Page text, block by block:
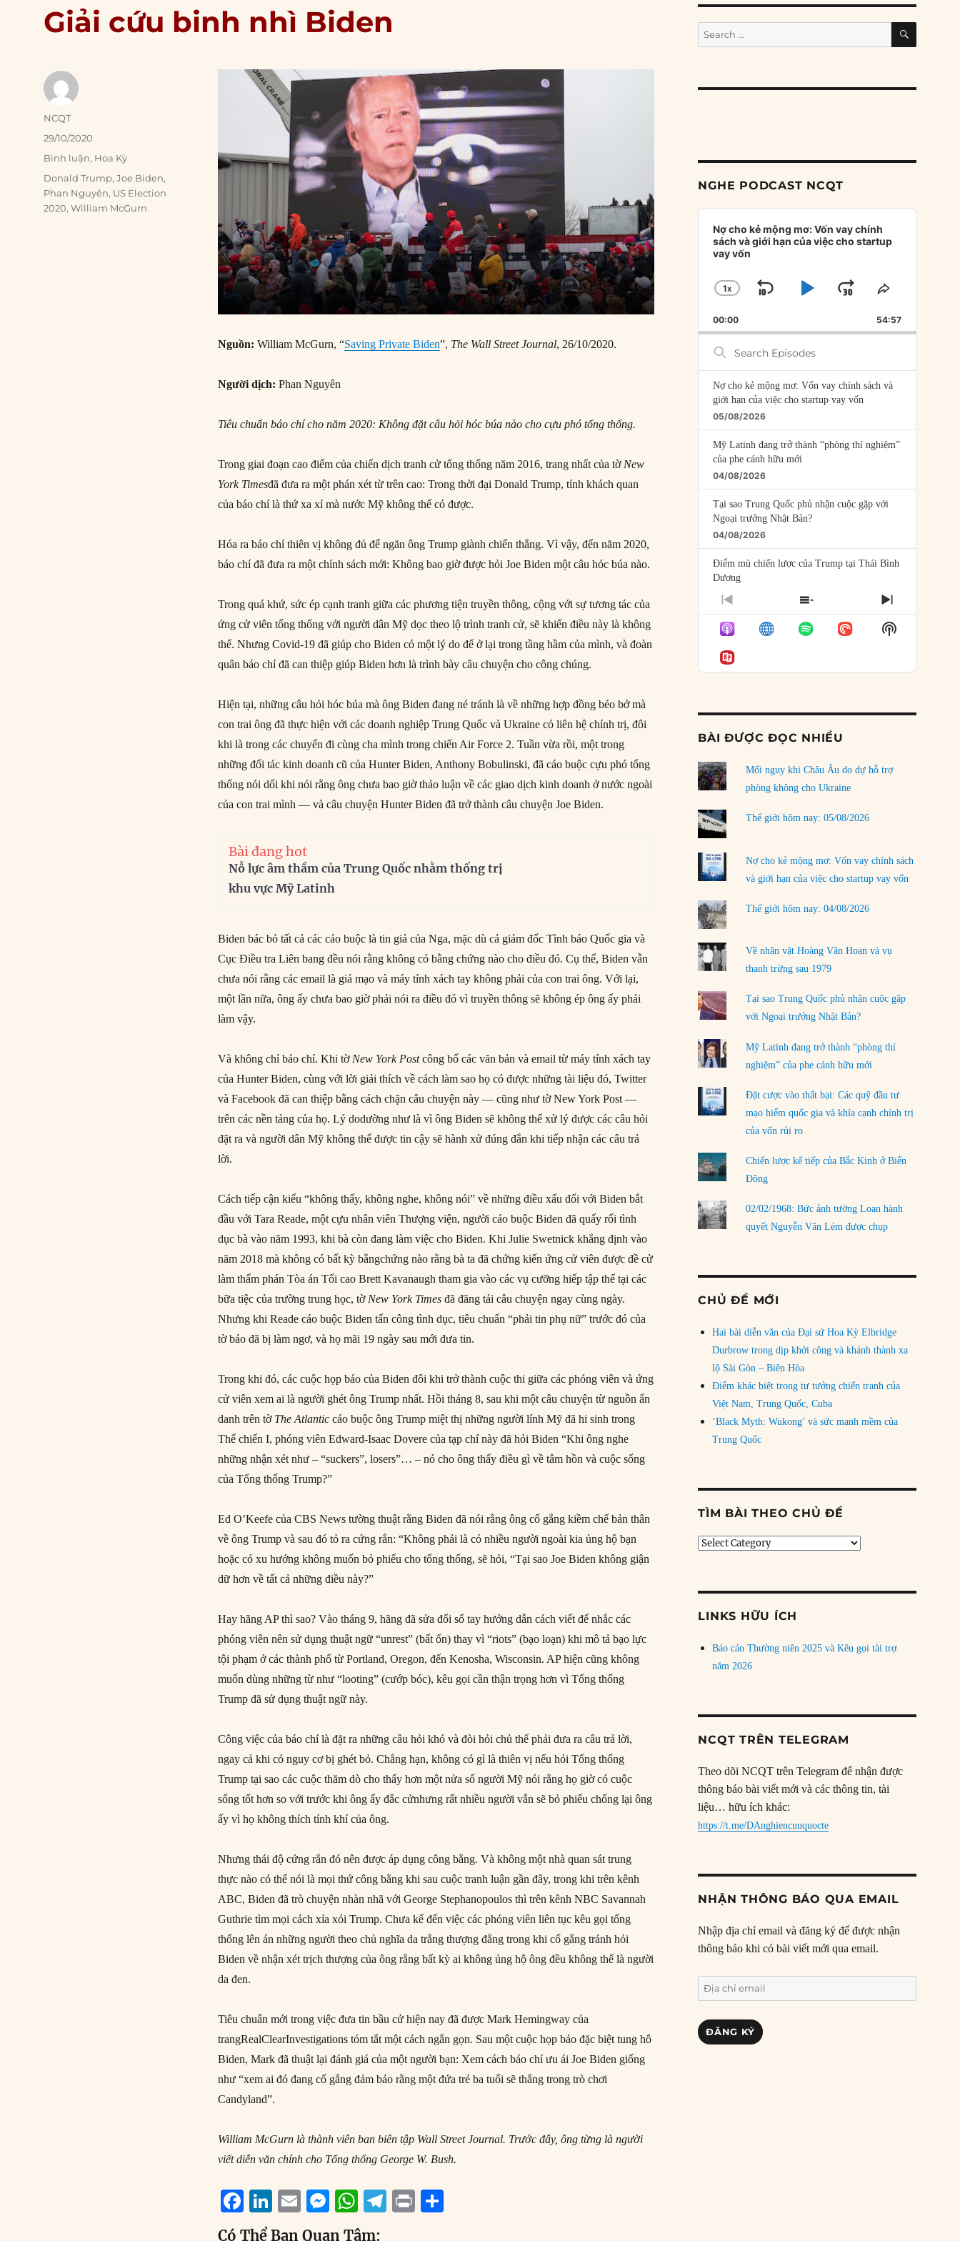
Giải cứu binh nhì Biden
Nguồn: William McGurn, “Saving Private Biden”, The Wall Street Journal, 26/10/2020.
Người dịch: Phan Nguyên
Tiêu chuẩn báo chí cho năm 2020: Không đặtcâu hỏi hóc búa nào cho cựu phó tổng thống.
Trong giai đoạn cao điểm của chiến dịch tranh cử tổng thống năm 2016, trang nhất của tờ New
York Timesđã đưa ra một phán xét từ trên cao: Trong thời đại Donald Trump, tính khách quan
của báo chí là thứ xa xỉ mà nước Mỹ không thể có được.
Hóa ra báo chí thiên vị không đủ để ngăn ông Trump giành chiến thắng. Vì vậy, đến năm 2020,
báo chí đã đưa ra một chính sách mới: Không bao giờ được hỏi Joe Biden một câu hóc búa nào.
Trong quá khứ, sức ép cạnh tranh giữa các phương tiện truyền thông, cộng với sự tương tác của
ứng cử viên tổng thống với người dân Mỹ dọc theo lộ trình tranh cử, sẽ khiến điều này là không
thể. Nhưng Covid-19 đã giúp cho Biden có một lý do để ở lại trong tầng hầm của mình, và đoàn
quân báo chí đã can thiệp giúp Biden hơn là trình bày câu chuyện cho công chúng.
Hiện tại, những câu hỏi hóc búa mà ông Biden đang né tránh là về những hợp đồng béo bở mà
con trai ông đã thực hiện với các doanh nghiệp Trung Quốc và Ukraine có liên hệ chính trị, đôi
khi là trong các chuyến đi cùng cha mình trong chiến Air Force 2. Tuần vừa rồi, một trong
những đối tác kinh doanh cũ của Hunter Biden, Anthony Bobulinski, đã cáo buộc cựu phó tổng
thống nói dối khi nói rằng ông chưa bao giờ thảo luận về các giao dịch kinh doanh ở nước ngoài
của con trai mình — và câu chuyện Hunter Biden đã trở thành câu chuyện Joe Biden.
Bài đang hot
Nỗ lực âm thầm của Trung Quốc nhằm thống trị
khu vực Mỹ Latinh
Biden bác bỏ tất cả các cáo buộc là tin giả của Nga, mặc dù cả giám đốc Tình báo Quốc gia và
Cục Điều tra Liên bang đều nói rằng không có bằng chứng nào cho điều đó. Cụ thể, Biden vẫn
chưa nói rằng các email là giả mạo và máy tính xách tay không phải của con trai ông. Với lại,
một lần nữa, ông ấy chưa bao giờ phải nói ra điều đó vì truyền thông sẽ không ép ông ấy phải
làm vậy.
Và không chỉ báo chí. Khi tờ New York Postcông bố các văn bản và email từ máy tính xách tay
của Hunter Biden, cùng với lời giải thích về cách làm sao họ có được những tài liệu đó, Twitter
và Facebook đã can thiệp bằng cách chặn câu chuyện này — cũng như tờ New York Post —
trên các nền tảng của họ. Lý dodường như là vì ông Biden sẽ không thể xử lý được các câu hỏi
đặt ra và người dân Mỹ không thể được tin cậy sẽ hành xử đúng đắn khi tiếp nhận các câu trả
lời.
Cách tiếp cận kiểu “không thấy, không nghe, không nói” về những điều xấu đối với Biden bắt
đầu với Tara Reade, một cựu nhân viên Thượng viện, người cáo buộc Biden đã quấy rối tình
dục bà vào năm 1993, khi bà còn đang làm việc cho Biden. Khi Julie Swetnick khẳng định vào
năm 2018 mà không có bất kỳ bằngchứng nào rằng bà ta đã chứng kiến ​​ứng cử viên được đề cử
làm thẩm phán Tòa án Tối cao Brett Kavanaugh tham gia vào các vụ cưỡng hiếp tập thể tại các
bữa tiệc của trường trung học, tờ New York Times đã đăng tải câu chuyện ngay cùng ngày.
Nhưng khi Reade cáo buộc Biden tấn công tình dục, tiêu chuẩn “phải tin phụ nữ” trước đó của
tờ báo đã bị làm ngơ, và họ mãi 19 ngày sau mới đưa tin.
Trong khi đó, các cuộc họp báo của Biden đôi khi trở thành cuộc thi giữa các phóng viên và ứng
cử viên xem ai là người ghét ông Trump nhất. Hồi tháng 8, sau khi một câu chuyện từ nguồn ẩn
danh trên tờ The Atlantic cáo buộc ông Trump miệt thị những người lính Mỹ đã hi sinh trong
Thế chiến I, phóng viên Edward-Isaac Dovere của tạp chí này đã hỏi Biden “Khi ông nghe
những nhận xét như – “suckers”, losers”… – nó cho ông thấy điều gì về tâm hồn và cuộc sống
của Tổng thống Trump?”
Ed O’Keefe của CBS News tường thuật rằng Biden đã nói rằng ông cố gắng kiềm chế bản thân
về ông Trump và sau đó tỏ ra cứng rắn: “Không phải là có nhiều người ngoài kia ủng hộ bạn
hoặc có xu hướng không muốn bỏ phiếu cho tổng thống, sẽ hỏi, “Tại sao Joe Biden không giận
dữ hơn về tất cả những điều này?”
Hay hãng AP thì sao? Vào tháng 9, hãng đã sửa đổi sổ tay hướng dẫn cách viết để nhắc các
phóng viên nên sử dụng thuật ngữ “unrest” (bất ổn) thay vì “riots” (bạo loạn) khi mô tả bạo lực
tội phạm ở các thành phố từ Portland, Oregon, đến Kenosha, Wisconsin. AP hiện cũng không
muốn dùng những từ như “looting” (cướp bóc), kêu gọi cần thận trọng hơn vì Tổng thống
Trump đã sử dụng thuật ngữ này.
Công việc của báo chí là đặt ra những câu hỏi khó và đòi hỏi chủ thể phải đưa ra câu trả lời,
ngay cả khi có nguy cơ bị ghét bỏ. Chẳng hạn, không có gì là thiên vị nếu hỏi Tổng thống
Trump tại sao các cuộc thăm dò cho thấy hơn một nửa số người Mỹ nói rằng họ giờ có cuộc
sống tốt hơn so với trước khi ông ấy đắc cửnhưng rất nhiều người vẫn sẽ bỏ phiếu chống lại ông
ấy vì họ không thích tính khí của ông.
Nhưng thái độ cứng rắn đó nên được áp dụng công bằng. Và không một nhà quan sát trung
thực nào có thể nói là mọi thứ công bằng khi sau cuộc tranh luận gần đây, trong khi trên kênh
ABC, Biden đã trò chuyện nhàn nhã với George Stephanopoulos thì trên kênh NBC Savannah
Guthrie tìm mọi cách xỉa xói Trump. Chưa kể đến việc các phóng viên liên tục kêu gọi tổng
thống lên án những người theo chủ nghĩa da trắng thượng đẳng trong khi cố gắng tránh hỏi
Biden về nhận xét trịch thượng của ông rằng bất kỳ ai không ủng hộ ông đều không thể là người
da đen.
Tiêu chuẩn mới trong việc đưa tin bầu cử hiện nay đã được Mark Hemingway của
trangRealClearInvestigations tóm tắt một cách ngắn gọn. Sau một cuộc họp báo đặc biệt tung hô
Biden, Mark đã thuật lại đánh giá của một người bạn: Xem cách báo chí ưu ái Joe Biden giống
như “xem ai đó đang cố gắng đảm bảo rằng một đứa trẻ ba tuổi sẽ thắng trong trò chơi
Candyland”.
William McGurn là thành viên ban biên tập Wall Street Journal. Trước đây, ông từng làngười
viết diễn văn chính cho Tổng thống George W. Bush.
F
a
Li
n
E
m
M W
h
T
P
Có Thể Bạn Quan Tâm:
Author
NCQT
Posted
on
29/10/2020
Categories
Bình luận, Hoa Kỳ
Tags
Donald Trump,Joe Biden,
Phan Nguyên, US Election
2020,William McGurn
Search
for:
SEARCH
NGHE PODCAST NCQT
Audio
Player
Nợ cho kẻ mộng mơ: Vốn vay chính
sách và giới hạn của việc cho startup
vay vốn
CHANGE
RATE
1X
SKIP
BACKWARD
PLAYJUMP
FORWARD
SHARE
EPISODE
00:00 54:57
Search
Episodes
Nợ cho kẻ mộng mơ: Vốn vay chính sách và
giới hạn của việc cho startup vay vốn
05/08/2026
Mỹ Latinh đang trở thành “phòng thí nghiệm”
của phe cánh hữu mới
04/08/2026
Tại sao Trung Quốc phủ nhận cuộc gặp với
Ngoại trưởng Nhật Bản?
04/08/2026
Điểm mù chiến lược của Trump tại Thái Bình
Dương
03/08/2026
Đặt cược vào thất bại: Các quỹ đầu tư mạo
hiểm quốc gia và khía cạnh chính trị của vốn
rủi ro
02/08/2026
01/08/2026
Chiến lược kế tiếp của Bắc Kinh ở Biển Đông
Trật tự thế giới mới: Các nước nhỏ sẽ luôn
30/07/2026
tròn thân cận của mình
29/07/2026
Chiến dịch ‘siêu cường drone’ có giúp
Ukraine xoay chuyển cục diện chiến trường?
LOAD MORE
PREVIOUS
EPISODE
SHOW
EPISODES
LIST
NEXT
EPISODE
Show
Podcast
BÀI ĐƯỢC ĐỌC NHIỀU
Mối nguy khi Châu Âu do dự hỗ trợ
phòng không cho Ukraine
Thế giới hôm nay: 05/08/2026
Nợ cho kẻ mộng mơ: Vốn vay chính sách
và giới hạn của việc cho startup vay vốn
Thế giới hôm nay: 04/08/2026
Về nhân vật Hoàng Văn Hoan và vụ
thanh trừng sau 1979
Tại sao Trung Quốc phủ nhận cuộc gặp
với Ngoại trưởng Nhật Bản?
Mỹ Latinh đang trở thành “phòng thí
nghiệm” của phe cánh hữu mới
Đặt cược vào thất bại: Các quỹ đầu tư
mạo hiểm quốc gia và khía cạnh chính trị
của vốn rủi ro
Chiến lược kế tiếp của Bắc Kinh ở Biển
Đông
02/02/1968: Bức ảnh tướng Loan hành
quyết Nguyễn Văn Lém được chụp
CHỦ ĐỀ MỚI
Hai bài diễn văn của Đại sứ Hoa Kỳ Elbridge
Durbrow trong dịp khởi công và khánh thành xa
lộ Sài Gòn – Biên Hòa
Điểm khác biệt trong tư tưởng chiến tranh của
Việt Nam, Trung Quốc, Cuba
‘Black Myth: Wukong’ và sức mạnh mềm của
Trung Quốc
TÌM BÀI THEO CHỦ ĐỀ
Tìm
LINKS HỮU ÍCH
Báo cáo Thường niên 2025 và Kêu gọi tài trợ
năm 2026
NCQT TRÊN TELEGRAM
Theo dõi NCQT trên Telegram để nhận được
thông báo bài viết mới và các thông tin, tài
liệu… hữu ích khác:
https://t.me/DAnghiencuuquocte
NHẬN THÔNG BÁO QUA EMAIL
Nhập địa chỉ email và đăng ký để được nhận
thông báo khi có bài viết mới qua email.
Địa
chỉ
email
ĐĂNG KÝ